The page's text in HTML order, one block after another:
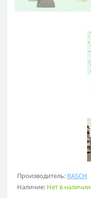
Производитель: RASCH
Наличие: Нет в наличии